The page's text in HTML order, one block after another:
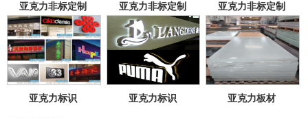
亚克力非标定制 亚克力非标定制 亚克力非标定制
亚克力标识 亚克力标识 亚克力板材